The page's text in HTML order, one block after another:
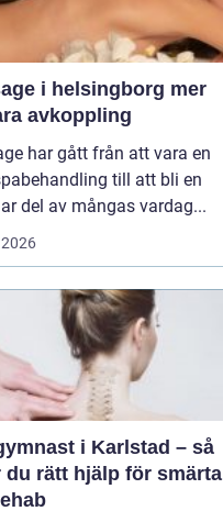
i helsingborg mer
avkoppling
har gått från att vara en
till att bli en
del av mångas vardag...
i Karlstad – så
du rätt hjälp för smärta